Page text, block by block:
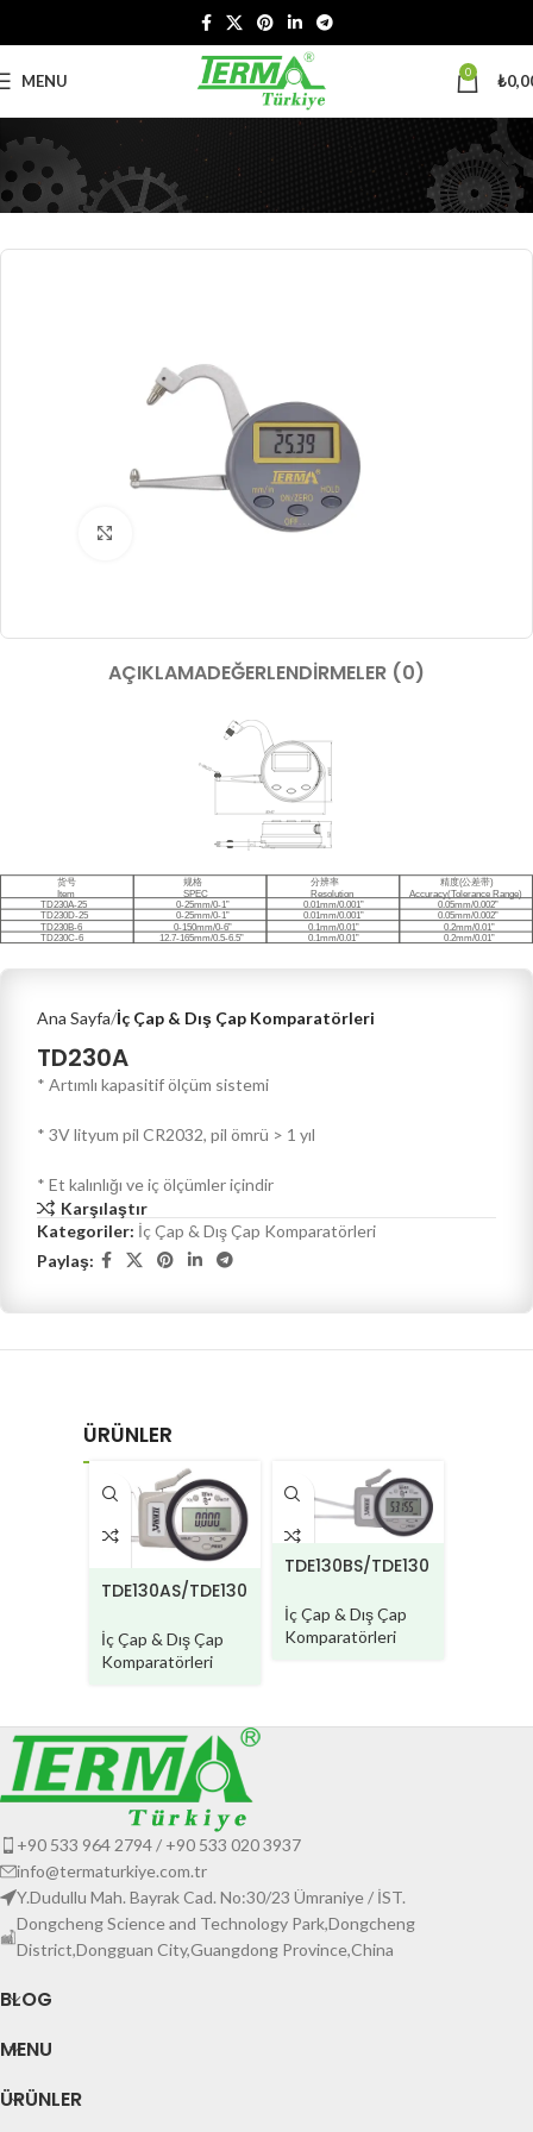
MENU 0 ₺
Büyütmek için tıklayın
AÇIKLAMADEĞERLENDIRMELER (0)
Ana Sayfa İç Çap & Dış Çap Komparatörleri
TD230A
* Artımlı kapasitif ölçüm sistemi
* 3V lityum pil CR2032, pil ömrü > 1 yıl
* Et kalınlığı ve iç ölçümler içindir
Karşılaştır
Kategoriler: İç Çap & Dış Çap Komparatörleri
Paylaş:
ÜRÜNLER
TDE130AS/TDE130
İç Çap & Dış Çap
Komparatörleri
TDE130BS/TDE130
İç Çap & Dış Çap
Komparatörleri
+90 533 964 2794 / +90 533 020 3937
info@termaturkiye.com.tr
Y.Dudullu Mah. Bayrak Cad. No:30/23 Ümraniye / İST.
Dongcheng Science and Technology Park,Dongcheng
District,Dongguan City,Guangdong Province,China
BLOG
MENU
ÜRÜNLER